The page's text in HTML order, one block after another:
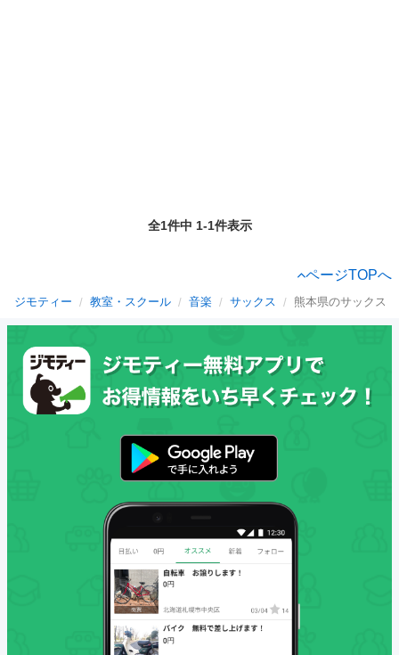
全1件中 1-1件表示
ページTOPへ
ジモティー 教室・スクール 音楽 サックス 熊本県のサックス